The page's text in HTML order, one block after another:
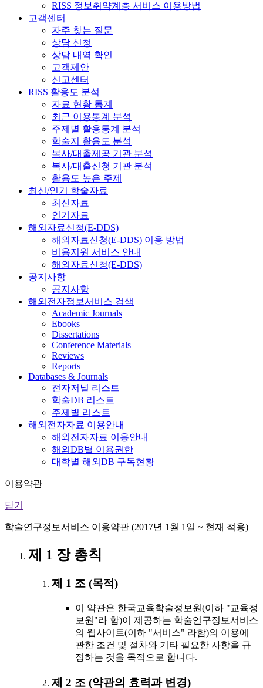
RISS 정보취약계층 서비스 이용방법
고객센터
자주 찾는 질문
상담 신청
상담 내역 확인
고객제안
신고센터
RISS 활용도 분석
자료 현황 통계
최근 이용통계 분석
주제별 활용통계 분석
학술지 활용도 분석
복사/대출제공 기관 분석
복사/대출신청 기관 분석
활용도 높은 주제
최신/인기 학술자료
최신자료
인기자료
해외자료신청(E-DDS)
해외자료신청(E-DDS) 이용 방법
비용지원 서비스 안내
해외자료신청(E-DDS)
공지사항
공지사항
해외전자정보서비스 검색
Academic Journals
Ebooks
Dissertations
Conference Materials
Reviews
Reports
Databases & Journals
전자저널 리스트
학술DB 리스트
주제별 리스트
해외전자자료 이용안내
해외전자자료 이용안내
해외DB별 이용권한
대학별 해외DB 구독현황
이용약관
닫기
학술연구정보서비스 이용약관 (2017년 1월 1일 ~ 현재 적용)
제 1 장 총칙
제 1 조 (목적)
이 약관은 한국교육학술정보원(이하 "교육정
보원"라 함)이 제공하는 학술연구정보서비스
의 웹사이트(이하 "서비스" 라함)의 이용에
관한 조건 및 절차와 기타 필요한 사항을 규
정하는 것을 목적으로 합니다.
제 2 조 (약관의 효력과 변경)